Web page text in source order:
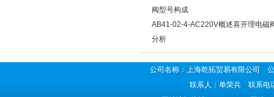
阀型号构成
AB41-02-4-AC220V概述喜开理电磁
分析
公司名称：上海乾拓贸易有限公司
联系人：单荣兵 联系电